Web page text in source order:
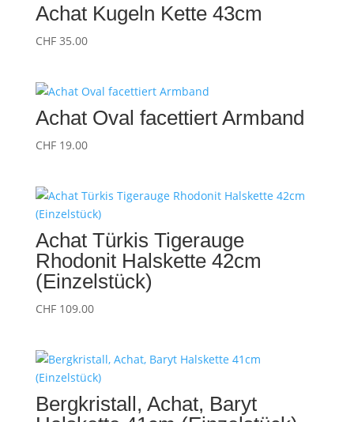
Achat Kugeln Kette 43cm
CHF35.00
Achat Oval facettiert Armband
CHF19.00
Achat Türkis Tigerauge
Rhodonit Halskette 42cm
(Einzelstück)
CHF109.00
Bergkristall, Achat, Baryt